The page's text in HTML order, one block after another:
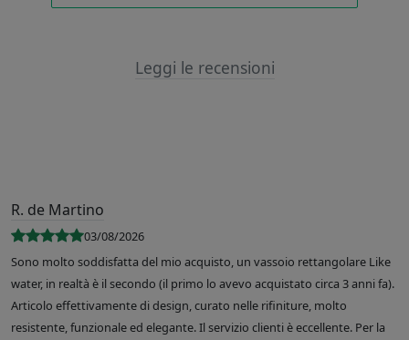
Leggi le recensioni
R. de Martino
03/08/2026
Sono molto soddisfatta del mio acquisto, un vassoio rettangolare Like
water, in realtà è il secondo (il primo lo avevo acquistato circa 3 anni fa).
Articolo effettivamente di design, curato nelle rifiniture, molto
resistente, funzionale ed elegante. Il servizio clienti è eccellente. Per la